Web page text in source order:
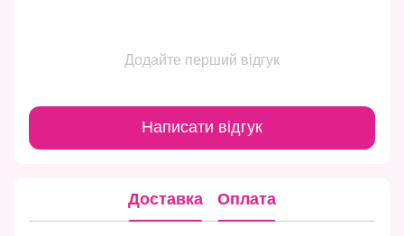
Додайте перший відгук
Написати відгук
Доставка Оплата